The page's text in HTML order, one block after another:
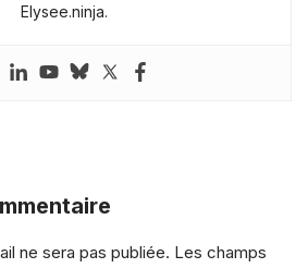
Elysee.ninja.
ne sera pas publiée. Les champs